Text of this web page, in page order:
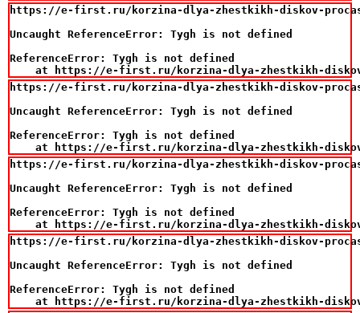
https://e-first.ru/korzina-dlya-zhestkikh-diskov-
Uncaught ReferenceError: Tygh is not defined
ReferenceError: Tygh is not defined
at https://e-first.ru/korzina-dlya-zhestkikh-
https://e-first.ru/korzina-dlya-zhestkikh-diskov-
Uncaught ReferenceError: Tygh is not defined
ReferenceError: Tygh is not defined
at https://e-first.ru/korzina-dlya-zhestkikh-
https://e-first.ru/korzina-dlya-zhestkikh-diskov-
Uncaught ReferenceError: Tygh is not defined
ReferenceError: Tygh is not defined
at https://e-first.ru/korzina-dlya-zhestkikh-
https://e-first.ru/korzina-dlya-zhestkikh-diskov-
Uncaught ReferenceError: Tygh is not defined
ReferenceError: Tygh is not defined
at https://e-first.ru/korzina-dlya-zhestkikh-